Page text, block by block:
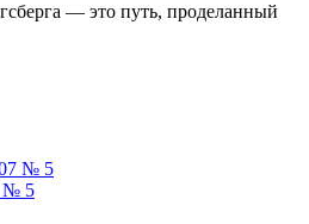
— это путь, проделанный
№ 5